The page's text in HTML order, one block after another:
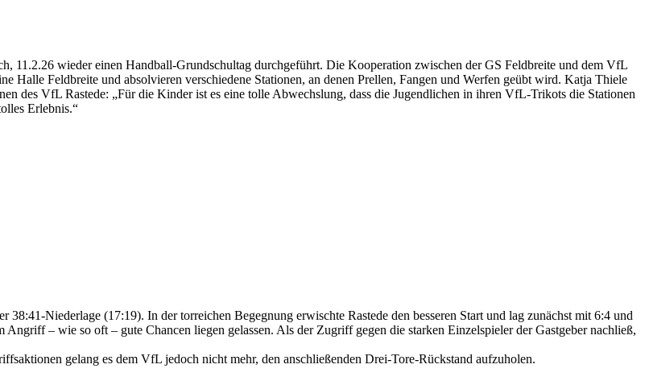
11.2.26 wieder einen Handball-Grundschultag durchgeführt. Die Kooperation zwischen der GS Feldbreite und dem VfL
Halle Feldbreite und absolvieren verschiedene Stationen, an denen Prellen, Fangen und Werfen geübt wird. Katja Thiele
des VfL Rastede: „Für die Kinder ist es eine tolle Abwechslung, dass die Jugendlichen in ihren VfL-Trikots die Stationen
Erlebnis.“
Niederlage (17:19). In der torreichen Begegnung erwischte Rastede den besseren Start und lag zunächst mit 6:4 und
– wie so oft – gute Chancen liegen gelassen. Als der Zugriff gegen die starken Einzelspieler der Gastgeber nachließ,
gelang es dem VfL jedoch nicht mehr, den anschließenden Drei-Tore-Rückstand aufzuholen.